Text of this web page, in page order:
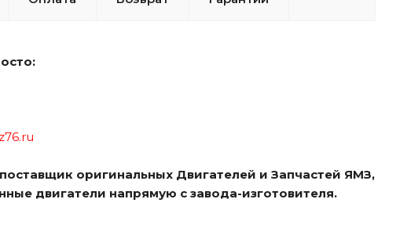
оригинальных Двигателей и Запчастей ЯМЗ,
двигатели напрямую с завода-изготовителя.